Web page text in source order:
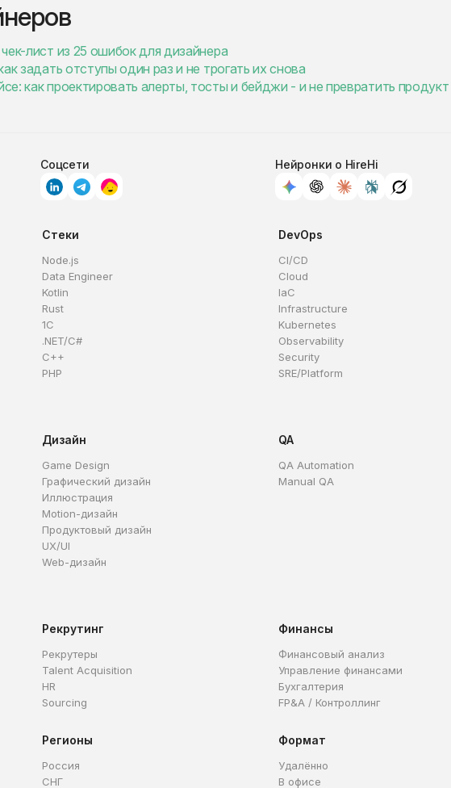
лист из 25 ошибок для дизайнера
задать отступы один раз и не трогать их снова
как проектировать алерты, тосты и бейджи - и не превратить продукт
Соцсети Нейронки о HireHi
Стеки
Node.js
Data Engineer
Kotlin
Rust
1C
.NET/C#
C++
PHP
DevOps
CI/CD
Cloud
IaC
Infrastructure
Kubernetes
Observability
Security
SRE/Platform
Дизайн
Game Design
Графический дизайн
Иллюстрация
Motion-дизайн
Продуктовый дизайн
UX/UI
Web-дизайн
QA
QA Automation
Manual QA
Рекрутинг
Рекрутеры
Talent Acquisition
HR
Sourcing
Финансы
Финансовый анализ
Управление финансами
Бухгалтерия
FP&A / Контроллинг
Регионы
Россия
СНГ
Формат
Удалённо
В офисе